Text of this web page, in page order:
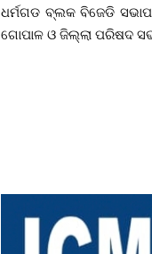
ଧର୍ମଗଡ ବ୍ଲକ ବିଜେଡି
ଗୋପାଳ ଓ ଜିଲ୍ଲା ପରିଷଦ